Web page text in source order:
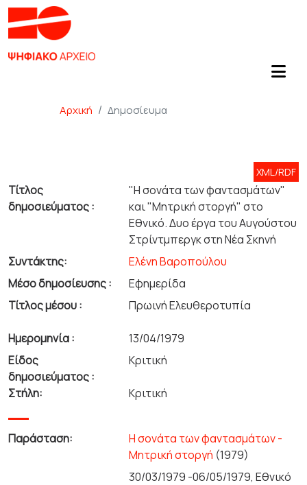
Αρχική Δημοσίευμα
XML/RDF
Τίτλος
δημοσιεύματος :
"Η σονάτα των φαντασμάτων"
και "Μητρική στοργή" στο
Εθνικό. Δυο έργα του Αυγούστου
Στρίντμπεργκ στη Νέα Σκηνή
Συντάκτης:
Ελένη Βαροπούλου
Μέσο δημοσίευσης :
Εφημερίδα
Τίτλος μέσου :
Πρωινή Ελευθεροτυπία
Ημερομηνία :
13/04/1979
Είδος
δημοσιεύματος :
Κριτική
Στήλη: Κριτική
Παράσταση:
Η σονάτα των φαντασμάτων -
Μητρική στοργή (1979)
30/03/1979 -06/05/1979, Εθνικό